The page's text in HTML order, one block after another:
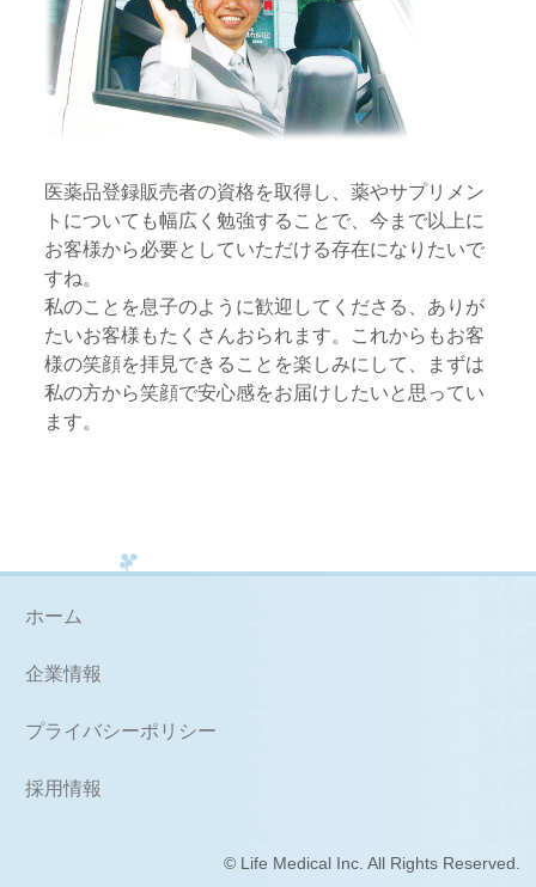
医薬品登録販売者の資格を取得し、薬やサプリメン
トについても幅広く勉強することで、今まで以上に
お客様から必要としていただける存在になりたいで
すね。
私のことを息子のように歓迎してくださる、ありが
たいお客様もたくさんおられます。これからもお客
様の笑顔を拝見できることを楽しみにして、まずは
私の方から笑顔で安心感をお届けしたいと思ってい
ます。
ホーム
企業情報
プライバシーポリシー
採用情報
© Life Medical Inc. All Rights Reserved.